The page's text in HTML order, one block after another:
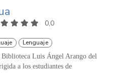
0,0
Lenguaje
Biblioteca Luis Ángel Arango del
a los estudiantes de